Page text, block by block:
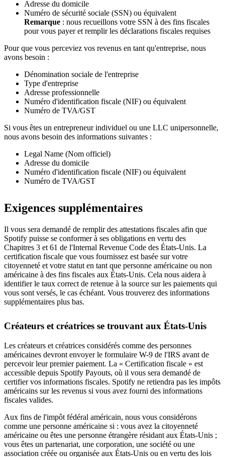
Adresse du domicile
Numéro de sécurité sociale (SSN) ou équivalent
Remarque : nous recueillons votre SSN à des fins fiscales
pour vous payer et remplir les déclarations fiscales requises
Pour que vous perceviez vos revenus en tant qu'entreprise, nous
avons besoin :
Dénomination sociale de l'entreprise
Type d'entreprise
Adresse professionnelle
Numéro d'identification fiscale (NIF) ou équivalent
Numéro de TVA/GST
Si vous êtes un entrepreneur individuel ou une LLC unipersonnelle,
nous avons besoin des informations suivantes :
Legal Name (Nom officiel)
Adresse du domicile
Numéro d'identification fiscale (NIF) ou équivalent
Numéro de TVA/GST
Exigences supplémentaires
Il vous sera demandé de remplir des attestations fiscales afin que
Spotify puisse se conformer à ses obligations en vertu des
Chapitres 3 et 61 de l'Internal Revenue Code des États-Unis. La
certification fiscale que vous fournissez est basée sur votre
citoyenneté et votre statut en tant que personne américaine ou non
américaine à des fins fiscales aux États-Unis. Cela nous aidera à
identifier le taux correct de retenue à la source sur les paiements qui
vous sont versés, le cas échéant. Vous trouverez des informations
supplémentaires plus bas.
Créateurs et créatrices se trouvant aux États-Unis
Les créateurs et créatrices considérés comme des personnes
américaines devront envoyer le formulaire W-9 de l'IRS avant de
percevoir leur premier paiement. La « Certification fiscale » est
accessible depuis Spotify Payouts, où il vous sera demandé de
certifier vos informations fiscales. Spotify ne retiendra pas les impôts
américains sur les revenus si vous avez fourni des informations
fiscales valides.
Aux fins de l'impôt fédéral américain, nous vous considérons
comme une personne américaine si : vous avez la citoyenneté
américaine ou êtes une personne étrangère résidant aux États-Unis ;
vous êtes un partenariat, une corporation, une société ou une
association créée ou organisée aux États-Unis ou en vertu des lois